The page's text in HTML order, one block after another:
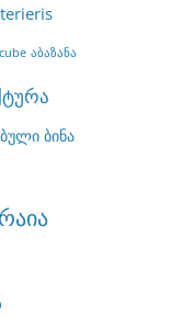
აბაზანა
ბინა